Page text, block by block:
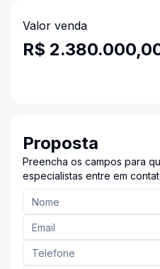
Valor venda
R$
Proposta
Preencha os campos para
especialistas entre em